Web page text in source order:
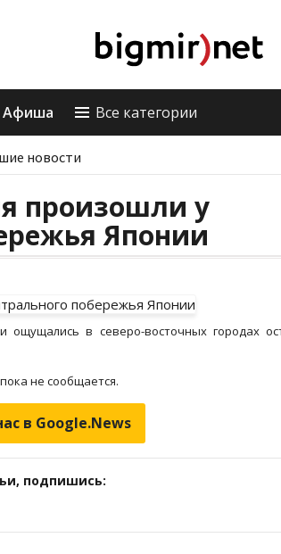
Афиша Все категории
новости
произошли у
Японии
в северо-восточных городах
не сообщается.
в Google.News
подпишись: